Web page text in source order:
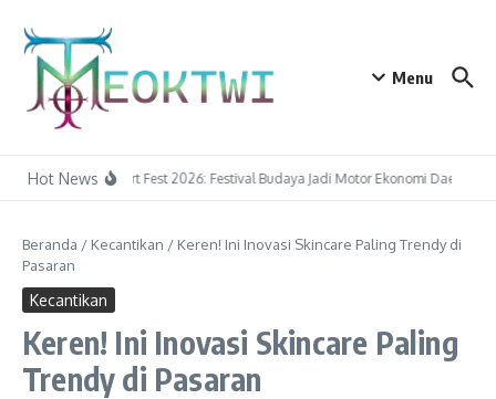
Menu
Hot NewsTapin Art Fest 2026: Festival Budaya Jadi Motor Ekonomi Daerah
Beranda / Kecantikan / Keren! Ini Inovasi Skincare Paling Trendy di
Pasaran
Kecantikan
Keren! Ini Inovasi Skincare Paling
Trendy di Pasaran